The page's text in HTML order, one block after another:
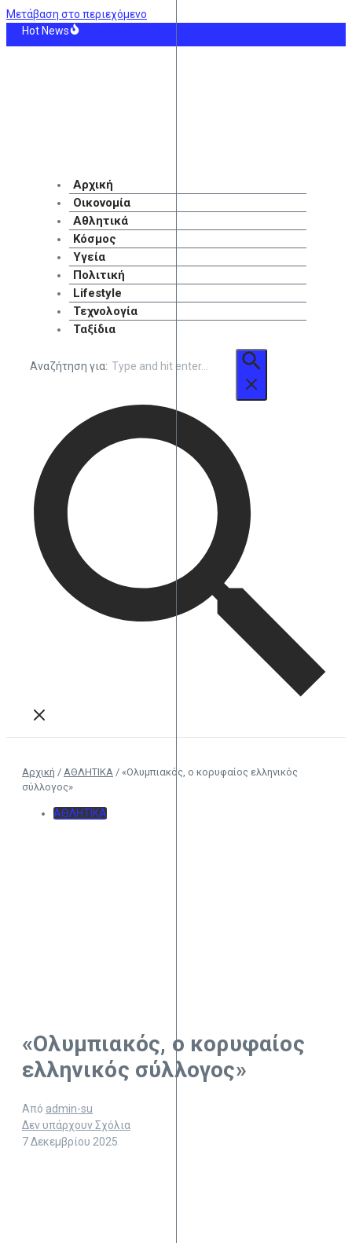
Μετάβαση στο περιεχόμενο
Hot News
Αρχική
Οικονομία
Αθλητικά
Κόσμος
Υγεία
Πολιτική
Lifestyle
Τεχνολογία
Ταξίδια
Αναζήτηση για:
Αρχική / ΑΘΛΗΤΙΚΑ / «Ολυμπιακός, o κορυφαίος ελληνικός
σύλλογος»
ΑΘΛΗΤΙΚΑ
«Ολυμπιακός, o κορυφαίος
ελληνικός σύλλογος»
Από admin-su
Δεν υπάρχουν Σχόλια
7 Δεκεμβρίου 2025